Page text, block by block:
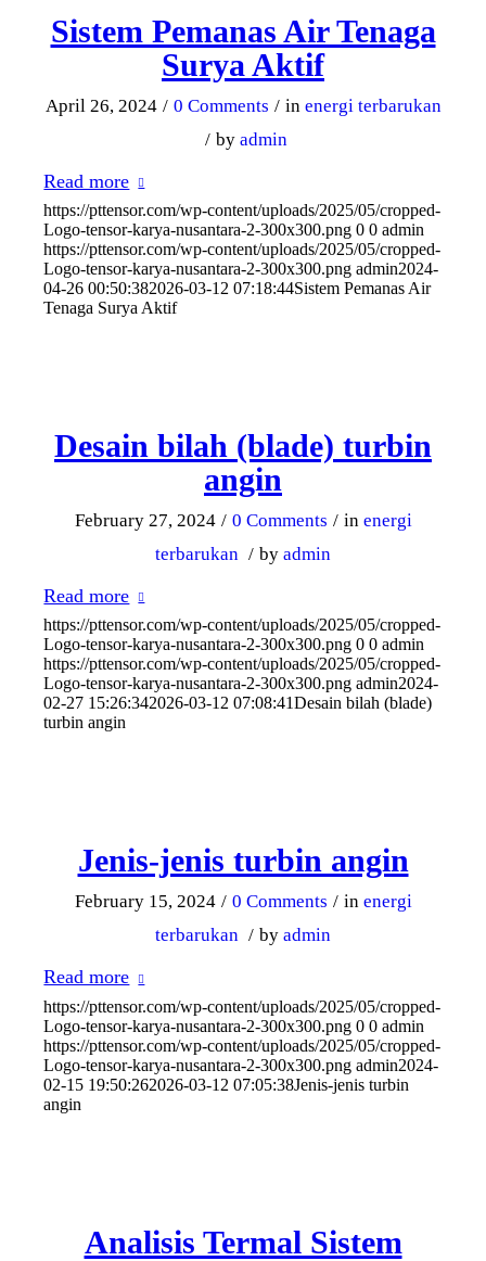
Sistem Pemanas Air Tenaga
Surya Aktif
April 26, 2024 / 0 Comments / in energi terbarukan
/ by admin
Read more
https://pttensor.com/wp-content/uploads/2025/05/cropped-
Logo-tensor-karya-nusantara-2-300x300.png 0 0 admin
https://pttensor.com/wp-content/uploads/2025/05/cropped-
Logo-tensor-karya-nusantara-2-300x300.png admin2024-
04-26 00:50:382026-03-12 07:18:44Sistem Pemanas Air
Tenaga Surya Aktif
Desain bilah (blade) turbin
angin
February 27, 2024 / 0 Comments / in energi
terbarukan / by admin
Read more
https://pttensor.com/wp-content/uploads/2025/05/cropped-
Logo-tensor-karya-nusantara-2-300x300.png 0 0 admin
https://pttensor.com/wp-content/uploads/2025/05/cropped-
Logo-tensor-karya-nusantara-2-300x300.png admin2024-
02-27 15:26:342026-03-12 07:08:41Desain bilah (blade)
turbin angin
Jenis-jenis turbin angin
February 15, 2024 / 0 Comments / in energi
terbarukan / by admin
Read more
https://pttensor.com/wp-content/uploads/2025/05/cropped-
Logo-tensor-karya-nusantara-2-300x300.png 0 0 admin
https://pttensor.com/wp-content/uploads/2025/05/cropped-
Logo-tensor-karya-nusantara-2-300x300.png admin2024-
02-15 19:50:262026-03-12 07:05:38Jenis-jenis turbin
angin
Analisis Termal Sistem